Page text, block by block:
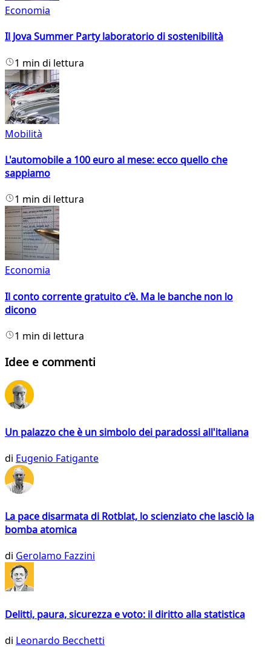
Economia
Il Jova Summer Party laboratorio di sostenibilità
1 min di lettura
Mobilità
L'automobile a 100 euro al mese: ecco quello che
sappiamo
1 min di lettura
Economia
Il conto corrente gratuito c’è. Ma le banche non lo
dicono
1 min di lettura
Idee e commenti
Un palazzo che è un simbolo dei paradossi all'italiana
di Eugenio Fatigante
La pace disarmata di Rotblat, lo scienziato che lasciò la
bomba atomica
di Gerolamo Fazzini
Delitti, paura, sicurezza e voto: il diritto alla statistica
di Leonardo Becchetti